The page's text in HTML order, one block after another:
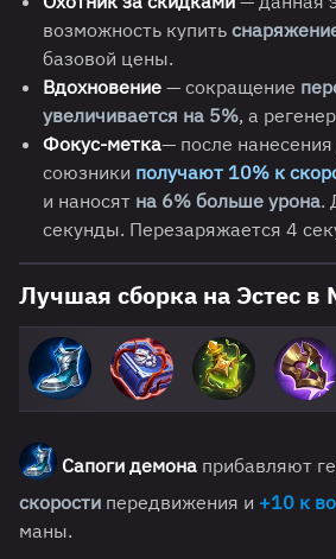
возможность купить
базовой цены.
Вдохновение — сокращение
увеличивается на 5%, а
Фокус-метка— после нанесения
союзники получают 10% к
и наносят на 6% больше урона.
секунды. Перезаряжается 4
Лучшая сборка на Эстес
Сапоги демона прибавляют
скорости передвижения и +10 к
маны.